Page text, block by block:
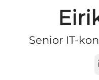
Senior IT-